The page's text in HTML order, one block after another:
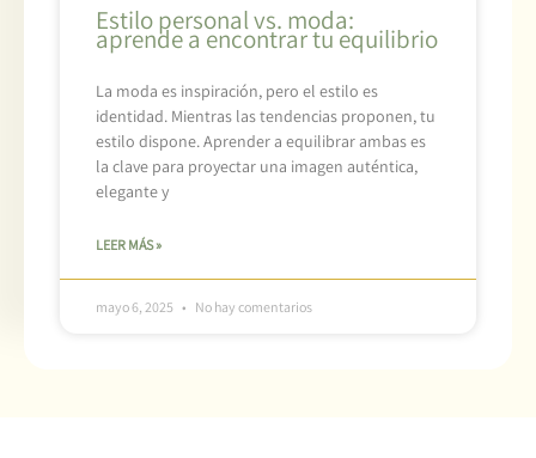
Estilo personal vs. moda:
aprende a encontrar tu equilibrio
La moda es inspiración, pero el estilo es
identidad. Mientras las tendencias proponen, tu
estilo dispone. Aprender a equilibrar ambas es
la clave para proyectar una imagen auténtica,
elegante y
LEER MÁS »
mayo 6, 2025 No hay comentarios